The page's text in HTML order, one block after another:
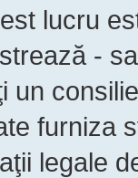
lucru
-
un
furniza
legale